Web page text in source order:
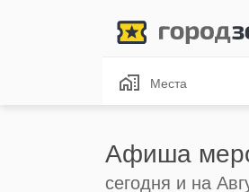
Места
Афиша
сегодня и на